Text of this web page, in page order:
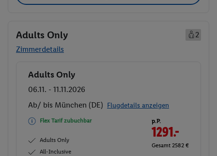
Adults Only
2
Zimmerdetails
Buchen
Adults Only
06.11. - 11.11.2026
Ab/ bis München (DE) Flugdetails anzeigen
Flex Tarif zubuchbar
Adults Only
All-Inclusive
p.P.
1291.-
Gesamt 2582 €